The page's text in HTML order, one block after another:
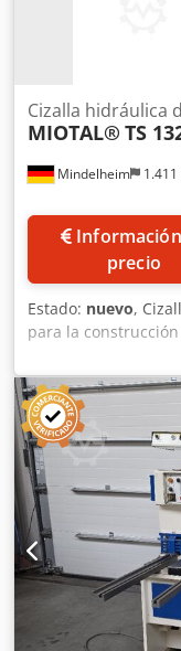
Mindelheim
Cizalla hidráulica
MIOTAL® TS
Información de
precio
Estado: nuevo,
para la
generosos brazos
integrados hacen
piezas de trabajo
manejo se realiza
libres para alinear
Longitud de corte:
Carreras / min: 35 -
Presión del soporte
delanteros: 1000
corte: 1/2 - 2
Cuchillas de cizalla
contenido en
cuchilla inferior